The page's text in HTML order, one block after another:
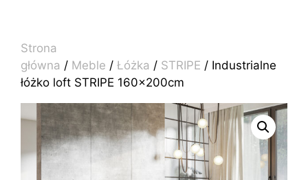
Strona
główna / Meble / Łóżka / STRIPE / Industrialne
łóżko loft STRIPE 160x200cm